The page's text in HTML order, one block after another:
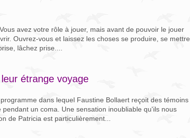
avez votre rôle à jouer, mais avant de pouvoir le jouer
Ouvrez-vous et laissez les choses se produire, se mettre
lâchez prise....
étrange voyage
dans lequel Faustine Bollaert reçoit des témoins
un coma. Une sensation inoubliable qu'ils nous
de Patricia est particulièrement...